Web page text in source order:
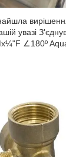
увазі
∠180º